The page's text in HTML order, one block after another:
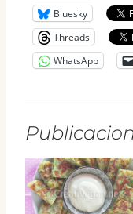
Bluesky
Threads
WhatsApp